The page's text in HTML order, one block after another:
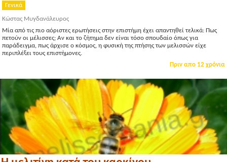
Γενικά
Κώστας Μυγδανάλευρος
Μία από τις πιο αόριστες ερωτήσεις στην επιστήμη έχει απαντηθεί τελικά: Πως
πετούν οι μέλισσες; Αν και το ζήτημα δεν είναι τόσο σπουδαίο όπως για
παράδειγμα, πως άρχισε ο κόσμος, η φυσική της πτήσης των μελισσών είχε
περιπλέξει τους επιστήμονες.
Πριν απο 12 χρόνια